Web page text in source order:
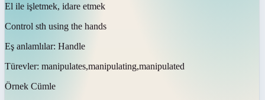
El ile işletmek, idare etmek
Control sth using the hands
Eş anlamlılar: Handle
Türevler: manipulates,manipulating,manipulated
Örnek Cümle